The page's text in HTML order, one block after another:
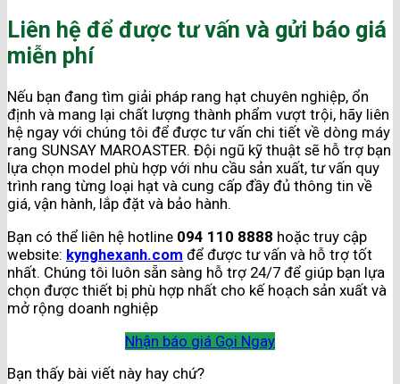
Liên hệ để được tư vấn và gửi báo giá
miễn phí
Nếu bạn đang tìm giải pháp rang hạt chuyên nghiệp, ổn
định và mang lại chất lượng thành phẩm vượt trội, hãy liên
hệ ngay với chúng tôi để được tư vấn chi tiết về dòng máy
rang SUNSAY MAROASTER. Đội ngũ kỹ thuật sẽ hỗ trợ bạn
lựa chọn model phù hợp với nhu cầu sản xuất, tư vấn quy
trình rang từng loại hạt và cung cấp đầy đủ thông tin về
giá, vận hành, lắp đặt và bảo hành.
Bạn có thể liên hệ hotline 094 110 8888 hoặc truy cập
website: kynghexanh.com để được tư vấn và hỗ trợ tốt
nhất. Chúng tôi luôn sẵn sàng hỗ trợ 24/7 để giúp bạn lựa
chọn được thiết bị phù hợp nhất cho kế hoạch sản xuất và
mở rộng doanh nghiệp
Nhận báo giá Gọi Ngay
Bạn thấy bài viết này hay chứ?